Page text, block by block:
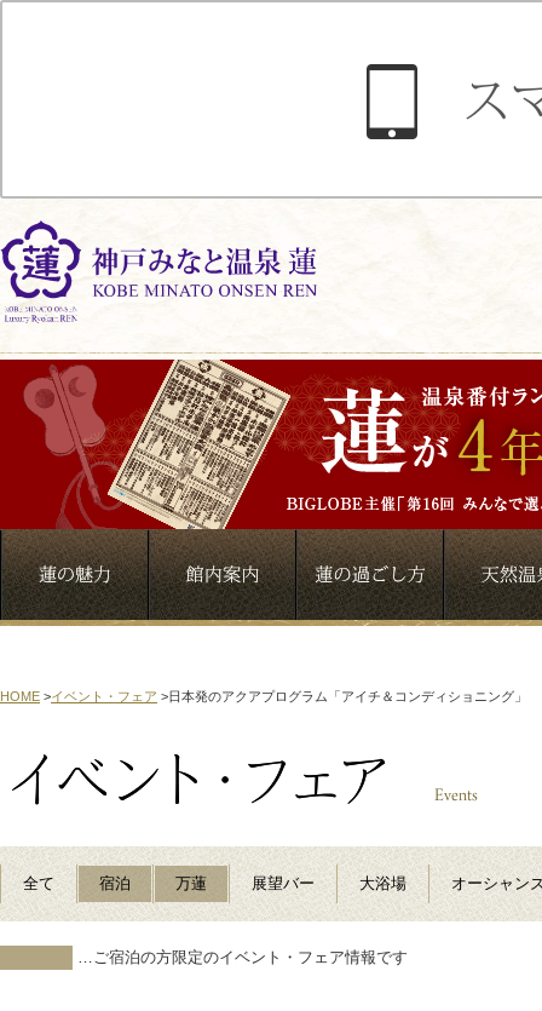
HOME >イベント・フェア >日本発のアクアプログラム「アイチ＆コンディショニング」
全て 宿泊 万蓮 展望バー 大浴場 オーシャン
…ご宿泊の方限定のイベント・フェア情報です